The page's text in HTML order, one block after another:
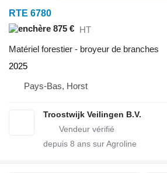
RTE 6780
875 € HT
Matériel forestier - broyeur de branches
2025
Pays-Bas, Horst
Troostwijk Veilingen B.V.
depuis 8 ans sur Agroline